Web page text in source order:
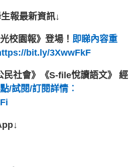
報最新資訊↓
校園報》登場！ 即睇內容重
bit.ly/3XwwFkF
民社會》《S-file悅讀語文》 經
/試閱/訂閱詳情︰